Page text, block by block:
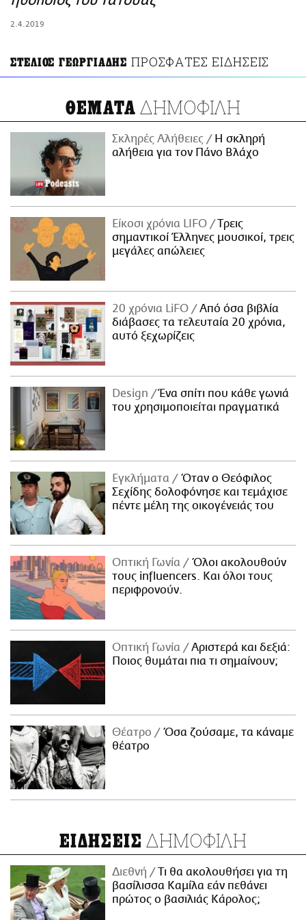
2.4.2019
ΣΤΕΛΙΟΣ ΓΕΩΡΓΙΑΔΗΣ ΠΡΟΣΦΑΤΕΣ ΕΙΔΗΣΕΙΣ
ΘΕΜΑΤΑ ΔΗΜΟΦΙΛΗ
Σκληρές Αλήθειες
H σκληρή
αλήθεια για τον Πάνο Βλάχο
Είκοσι χρόνια LIFO
Tρεις
σημαντικοί Έλληνες μουσικοί, τρεις
μεγάλες απώλειες
20 χρόνια LiFO
Από όσα βιβλία
διάβασες τα τελευταία 20 χρόνια,
αυτό ξεχωρίζεις
Design
Ένα σπίτι που κάθε γωνιά
του χρησιμοποιείται πραγματικά
Εγκλήματα
Όταν ο Θεόφιλος
Σεχίδης δολοφόνησε και τεμάχισε
πέντε μέλη της οικογένειάς του
Οπτική Γωνία
Όλοι ακολουθούν
τους influencers. Και όλοι τους
περιφρονούν.
Οπτική Γωνία
Αριστερά και δεξιά:
Ποιος θυμάται πια τι σημαίνουν;
Θέατρο
Όσα ζούσαμε, τα κάναμε
θέατρο
ΕΙΔΗΣΕΙΣ ΔΗΜΟΦΙΛΗ
Διεθνή
Τι θα ακολουθήσει για τη
βασίλισσα Καμίλα εάν πεθάνει
πρώτος ο βασιλιάς Κάρολος;